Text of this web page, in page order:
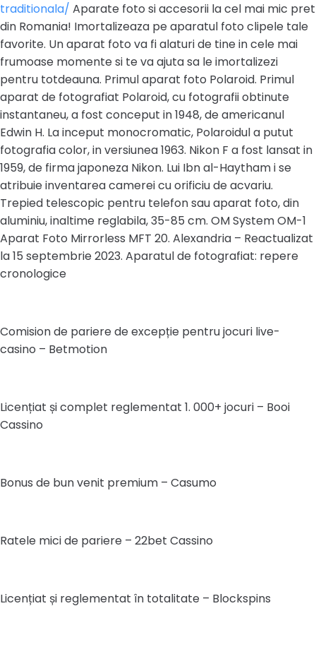
traditionala/ Aparate foto si accesorii la cel mai mic pret
din Romania! Imortalizeaza pe aparatul foto clipele tale
favorite. Un aparat foto va fi alaturi de tine in cele mai
frumoase momente si te va ajuta sa le imortalizezi
pentru totdeauna. Primul aparat foto Polaroid. Primul
aparat de fotografiat Polaroid, cu fotografii obtinute
instantaneu, a fost conceput in 1948, de americanul
Edwin H. La inceput monocromatic, Polaroidul a putut
fotografia color, in versiunea 1963. Nikon F a fost lansat in
1959, de firma japoneza Nikon. Lui Ibn al-Haytham i se
atribuie inventarea camerei cu orificiu de acvariu.
Trepied telescopic pentru telefon sau aparat foto, din
aluminiu, inaltime reglabila, 35-85 cm. OM System OM-1
Aparat Foto Mirrorless MFT 20. Alexandria – Reactualizat
la 15 septembrie 2023. Aparatul de fotografiat: repere
cronologice
Comision de pariere de excepție pentru jocuri live-
casino – Betmotion
Licențiat și complet reglementat 1. 000+ jocuri – Booi
Cassino
Bonus de bun venit premium – Casumo
Ratele mici de pariere – 22bet Cassino
Licențiat și reglementat în totalitate – Blockspins